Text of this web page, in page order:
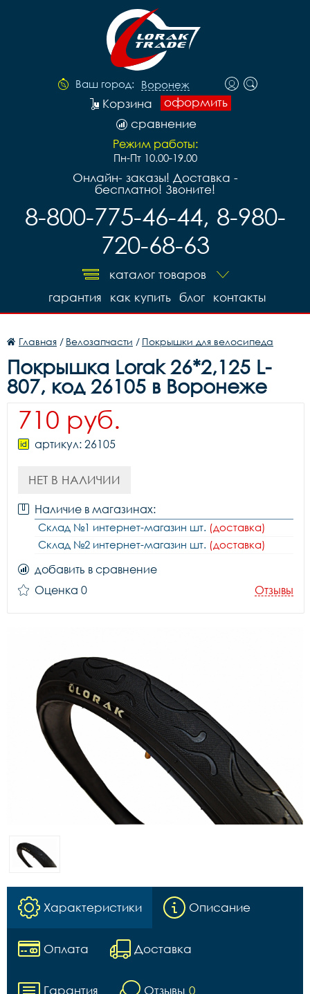
Ваш город: Воронеж
оформить
Корзина
сравнение
Режим работы:
Пн-Пт 10.00-19.00
Онлайн- заказы! Доставка -
бесплатно! Звоните!
8-800-775-46-44, 8-980-
720-68-63
каталог товаров
контакты
блог
как купить
гарантия
Главная / Велозапчасти / Покрышки для велосипеда
Покрышка Lorak 26*2,125 L-
807, код 26105 в Воронеже
710 руб.
артикул: 26105
НЕТ В НАЛИЧИИ
Наличие в магазинах:
Склад №1 интернет-магазин шт. (доставка)
Склад №2 интернет-магазин шт. (доставка)
добавить в сравнение
Оценка 0
Отзывы
Характеристики Описание
Оплата Доставка
Гарантия Отзывы 0